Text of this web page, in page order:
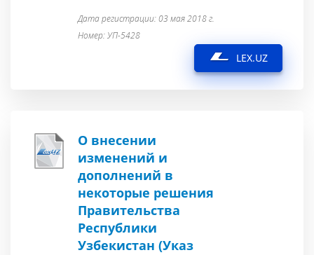
Дата регистрации: 03 мая 2018 г.
Номер: УП-5428
LEX.UZ
О внесении
изменений и
дополнений в
некоторые решения
Правительства
Республики
Узбекистан (Указ